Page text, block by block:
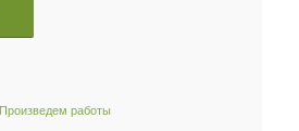
Произведем работы